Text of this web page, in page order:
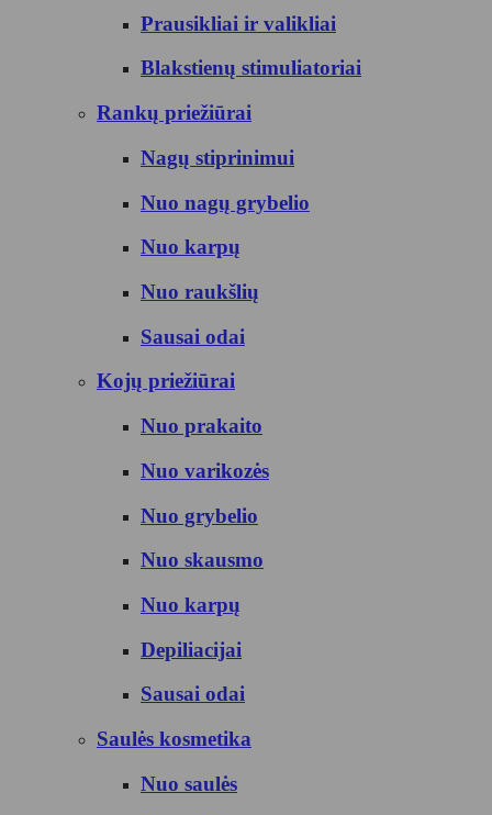
Prausikliai ir valikliai
Blakstienų stimuliatoriai
Rankų priežiūrai
Nagų stiprinimui
Nuo nagų grybelio
Nuo karpų
Nuo raukšlių
Sausai odai
Kojų priežiūrai
Nuo prakaito
Nuo varikozės
Nuo grybelio
Nuo skausmo
Nuo karpų
Depiliacijai
Sausai odai
Saulės kosmetika
Nuo saulės